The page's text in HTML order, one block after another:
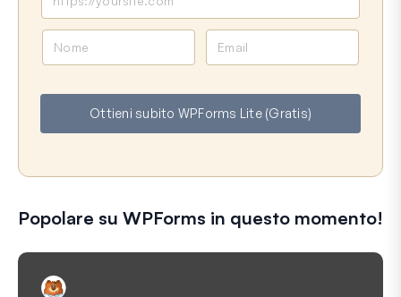
e
i
l
Ottieni subito WPForms Lite (Gratis)
Popolare su WPForms in questo momento!